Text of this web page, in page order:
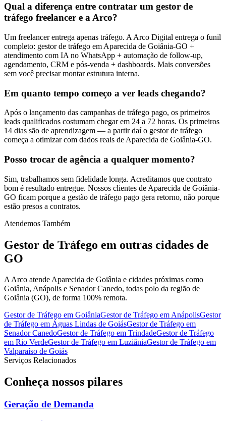
Qual a diferença entre contratar um gestor de
tráfego freelancer e a Arco?
Um freelancer entrega apenas tráfego. A Arco Digital entrega o funil
completo: gestor de tráfego em Aparecida de Goiânia-GO +
atendimento com IA no WhatsApp + automação de follow-up,
agendamento, CRM e pós-venda + dashboards. Mais conversões
sem você precisar montar estrutura interna.
Em quanto tempo começo a ver leads chegando?
Após o lançamento das campanhas de tráfego pago, os primeiros
leads qualificados costumam chegar em 24 a 72 horas. Os primeiros
14 dias são de aprendizagem — a partir daí o gestor de tráfego
começa a otimizar com dados reais de Aparecida de Goiânia-GO.
Posso trocar de agência a qualquer momento?
Sim, trabalhamos sem fidelidade longa. Acreditamos que contrato
bom é resultado entregue. Nossos clientes de Aparecida de Goiânia-
GO ficam porque a gestão de tráfego pago gera retorno, não porque
estão presos a contratos.
Atendemos Também
Gestor de Tráfego em outras cidades de
GO
A Arco atende Aparecida de Goiânia e cidades próximas como
Goiânia, Anápolis e Senador Canedo, todas polo da região de
Goiânia (GO), de forma 100% remota.
Gestor de Tráfego em GoiâniaGestor de Tráfego emAnápolisGestor
de Tráfego em Águas Lindas de GoiásGestor de Tráfego em
Senador CanedoGestor de Tráfego em TrindadeGestor de Tráfego
em Rio VerdeGestor de Tráfego em LuziâniaGestor de Tráfego em
Valparaíso de Goiás
Serviços Relacionados
Conheça nossos pilares
Geração de Demanda